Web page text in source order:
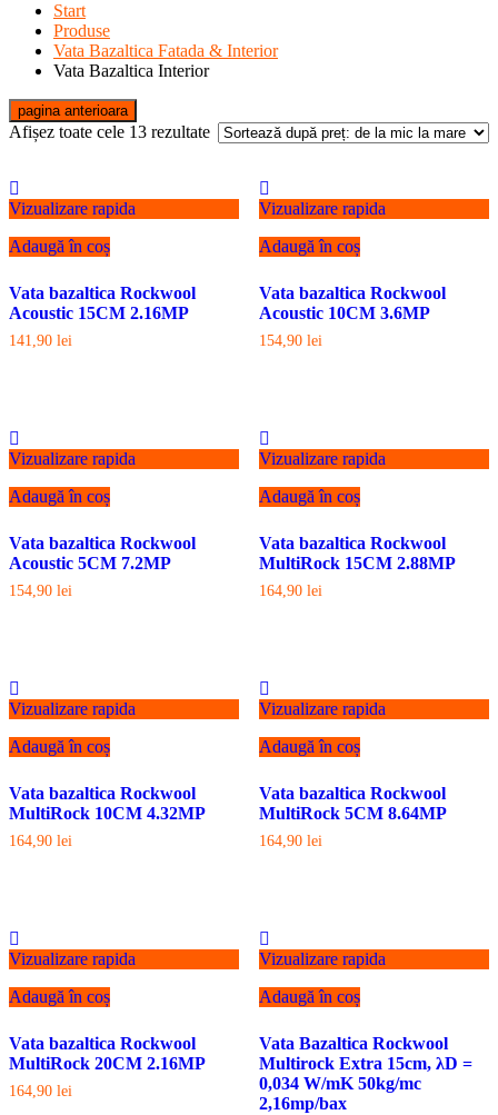
Start
Produse
Vata Bazaltica Fatada & Interior
Vata Bazaltica Interior
pagina anterioara
Afișez toate cele 13 rezultateSortat
Vizualizare rapida
Adaugă în coș
Vata bazaltica Rockwool
Acoustic 15CM 2.16MP
141,90 lei
Vizualizare rapida
Adaugă în coș
Vata bazaltica Rockwool
Acoustic 10CM 3.6MP
154,90 lei
Vizualizare rapida
Adaugă în coș
Vata bazaltica Rockwool
Acoustic 5CM 7.2MP
154,90 lei
Vizualizare rapida
Adaugă în coș
Vata bazaltica Rockwool
MultiRock 15CM 2.88MP
164,90 lei
Vizualizare rapida
Adaugă în coș
Vata bazaltica Rockwool
MultiRock 10CM 4.32MP
164,90 lei
Vizualizare rapida
Adaugă în coș
Vata bazaltica Rockwool
MultiRock 5CM 8.64MP
164,90 lei
Vizualizare rapida
Adaugă în coș
Vata bazaltica Rockwool
MultiRock 20CM 2.16MP
164,90 lei
Vizualizare rapida
Adaugă în coș
Vata Bazaltica Rockwool
Multirock Extra 15cm, λD =
0,034 W/mK 50kg/mc
2,16mp/bax